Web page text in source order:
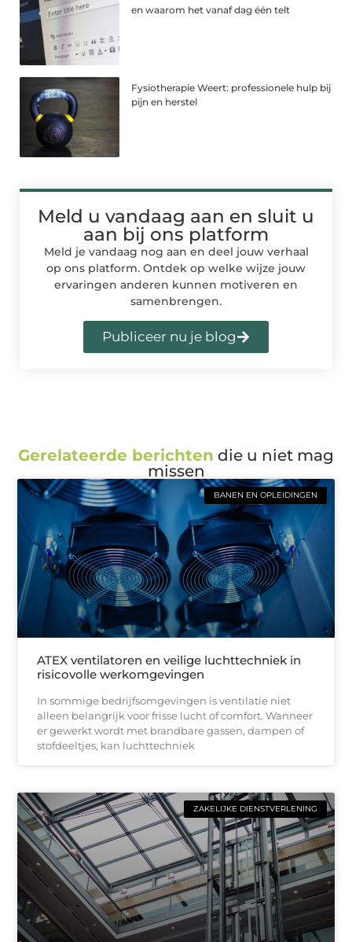
en waarom het vanaf dag één telt
Fysiotherapie Weert: professionele hulp bij
pijn en herstel
Meld u vandaag aan en sluit u
aan bij ons platform
Meld je vandaag nog aan en deel jouw verhaal
op ons platform. Ontdek op welke wijze jouw
ervaringen anderen kunnen motiveren en
samenbrengen.
Publiceer nu je blog
Gerelateerde berichten die u niet mag
missen
BANEN EN OPLEIDINGEN
ATEX ventilatoren en veilige luchttechniek in
risicovolle werkomgevingen
In sommige bedrijfsomgevingen is ventilatie niet
alleen belangrijk voor frisse lucht of comfort. Wanneer
er gewerkt wordt met brandbare gassen, dampen of
stofdeeltjes, kan luchttechniek
ZAKELIJKE DIENSTVERLENING